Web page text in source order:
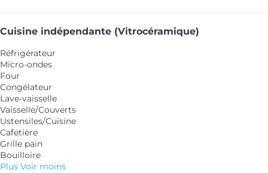
Cuisine indépendante (Vitrocéramique)
Réfrigérateur
Micro-ondes
Four
Congélateur
Lave-vaisselle
Vaisselle/Couverts
Ustensiles/Cuisine
Cafetière
Grille pain
Bouilloire
Plus Voir moins